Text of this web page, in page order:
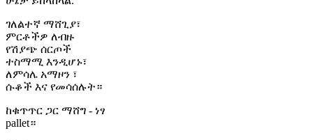
ገለልተኛ ማሸጊያ፣
ምርቶችዎ ለብዙ
የሽያጭ ሰርጦች
ተስማሚ እንዲሆኑ፣
ለምሳሌ አማዞን ፣
ሱቆች እና የመሳሰሉት።
ከቁጥጥር ጋር ማሸግ - ነፃ
pallet።